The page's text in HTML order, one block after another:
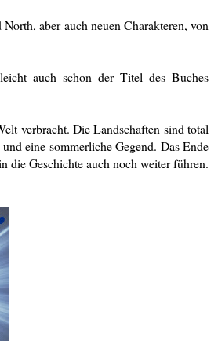
aber auch neuen Charakteren, von
auch schon der Titel des Buches
verbracht. Die Landschaften sind total
eine sommerliche Gegend. Das Ende
die Geschichte auch noch weiter führen.